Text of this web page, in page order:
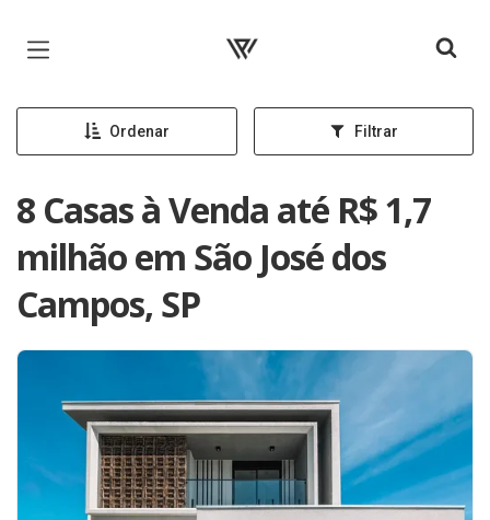
Página inicial
Ordenar Filtrar
8 Casas à Venda até R$ 1,7
milhão em São José dos
Campos, SP